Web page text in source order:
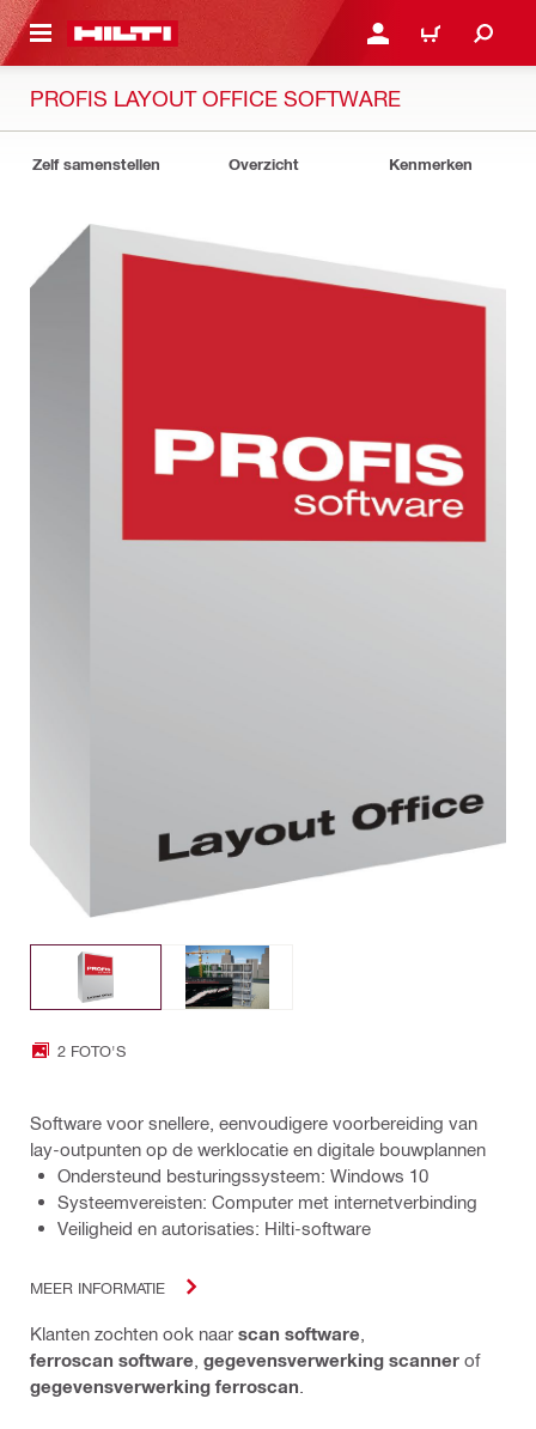
HOOFDINHOUD LOG IN OF REGISTREER
WINKELWAGEN
PROFIS LAYOUT OFFICE SOFTWARE
Zelf samenstellen Overzicht Kenmerken
2 FOTO'S
Software voor snellere, eenvoudigere voorbereiding van
lay-outpunten op de werklocatie en digitale bouwplannen
Ondersteund besturingssysteem: Windows 10
Systeemvereisten: Computer met internetverbinding
Veiligheid en autorisaties: Hilti-software
MEER INFORMATIE
Klanten zochten ook naar scan software
ferroscan software gegevensverwerking scanner of
gegevensverwerking ferroscan